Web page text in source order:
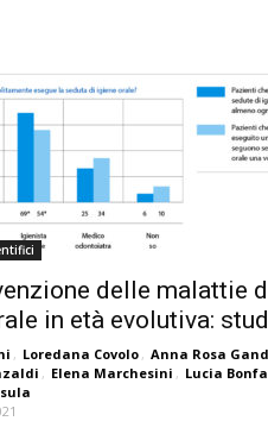
delle malattie
in età evolutiva:
, Loredana Covolo , Anna Rosa
, Elena Marchesini , Lucia